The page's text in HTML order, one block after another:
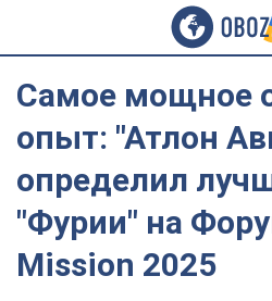
Самое мощное
опыт: "Атлон
определил
"Фурии" на
Mission 2025